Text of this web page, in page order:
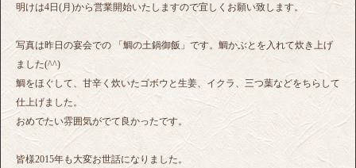
明けは4日(月)から営業開始いたしますので宜しくお願い致します。
写真は昨日の宴会での 「鯛の土鍋御飯」です。鯛かぶとを入れて炊き上げ
ました(^^)
鯛をほぐして、甘辛く炊いたゴボウと生姜、イクラ、三つ葉などをちらして
仕上げました。
おめでたい雰囲気がでて良かったです。
皆様2015年も大変お世話になりました。